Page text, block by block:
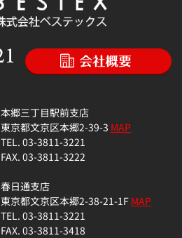
本郷三丁目駅前支店
東京都文京区本郷2-39-3 MAP
TEL. 03-3811-3221
FAX. 03-3811-3222
春日通支店
東京都文京区本郷2-38-21-1FMAP
TEL. 03-3811-3221
FAX. 03-3811-3418